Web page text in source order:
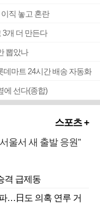
직 놓고 혼란
개 더 만든다
뽑았나
마트 24시간 배송 자동화
에 선다(종합)
스포츠 +
울서 새 출발 응원”
격 급제동
…日도 의혹 연루 거